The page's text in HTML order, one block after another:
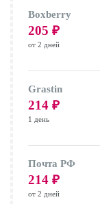
Boxberry
205 ₽
от 2 дней
Grastin
214 ₽
1 день
Почта РФ
214 ₽
от 2 дней